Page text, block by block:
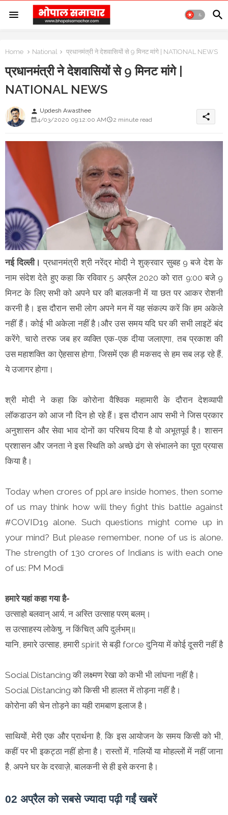
Home National प्रधानमंत्री ने देशवासियों से 9 मिनट मांगे | NATIONAL NEWS
प्रधानमंत्री ने देशवासियों से 9 मिनट मांगे |
NATIONAL NEWS
person Updesh Awasthee
4/03/2020 09:12:00 AM
2 minute read share
नई दिल्ली। प्रधानमंत्री श्री नरेंद्र मोदी ने शुक्रवार सुबह 9 बजे देश के
नाम संदेश देते हुए कहा कि रविवार 5 अप्रैल 2020 को रात 9:00 बजे 9
मिनट के लिए सभी को अपने घर की बालकनी में या छत पर आकर रोशनी
करनी है। इस दौरान सभी लोग अपने मन में यह संकल्प करें कि हम अकेले
नहीं हैं। कोई भी अकेला नहीं है।और उस समय यदि घर की सभी लाइटें बंद
करेंगे, चारो तरफ जब हर व्यक्ति एक-एक दीया जलाएगा, तब प्रकाश की
उस महाशक्ति का ऐहसास होगा, जिसमें एक ही मकसद से हम सब लड़ रहे हैं,
ये उजागर होगा।
श्री मोदी ने कहा कि कोरोना वैश्विक महामारी के दौरान देशव्यापी
लॉकडाउन को आज नौ दिन हो रहे हैं। इस दौरान आप सभी ने जिस प्रकार
अनुशासन और सेवा भाव दोनों का परिचय दिया है वो अभूतपूर्व है। शासन
प्रशासन और जनता ने इस स्थिति को अच्छे ढंग से संभालने का पूरा प्रयास
किया है।
Today when crores of ppl are inside homes, then some
of us may think how will they fight this battle against
#COVID19 alone. Such questions might come up in
your mind? But please remember, none of us is alone.
The strength of 130 crores of Indians is with each one
of us: PM Modi
हमारे यहां कहा गया है-
उत्साहो बलवान् आर्य, न अस्ति उत्साह परम् बलम्।
स उत्साहस्य लोकेषु, न किंचित् अपि दुर्लभम्॥
यानि, हमारे उत्साह, हमारी spirit से बड़ी force दुनिया में कोई दूसरी नहीं है
Social Distancing की लक्ष्मण रेखा को कभी भी लांघना नहीं है।
Social Distancing को किसी भी हालत में तोड़ना नहीं है।
कोरोना की चेन तोड़ने का यही रामबाण इलाज है।
साथियों, मेरी एक और प्रार्थना है, कि इस आयोजन के समय किसी को भी,
कहीं पर भी इकट्ठा नहीं होना है। रास्तों में, गलियों या मोहल्लों में नहीं जाना
है, अपने घर के दरवाज़े, बालकनी से ही इसे करना है।
02 अप्रैल को सबसे ज्यादा पढ़ी गईं खबरें